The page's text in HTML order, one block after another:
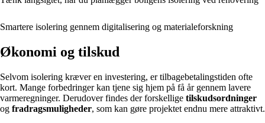
Smartere isolering gennem digitalisering og materialeforskning
Økonomi og tilskud
Selvom isolering kræver en investering, er tilbagebetalingstiden ofte
kort. Mange forbedringer kan tjene sig hjem på få år gennem lavere
varmeregninger. Derudover findes der forskellige tilskudsordninger
og fradragsmuligheder, som kan gøre projektet endnu mere attraktivt.